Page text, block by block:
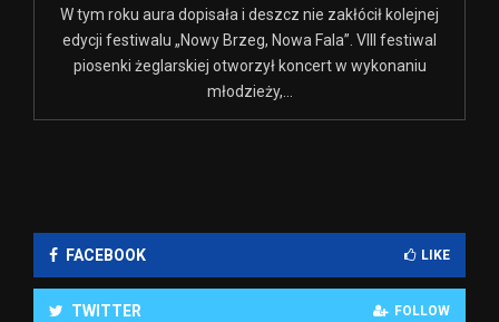
W tym roku aura dopisała i deszcz nie zakłócił kolejnej
edycji festiwalu „Nowy Brzeg, Nowa Fala”. VIII festiwal
piosenki żeglarskiej otworzył koncert w wykonaniu
młodzieży,...
FACEBOOK LIKE
TWITTER FOLLOW